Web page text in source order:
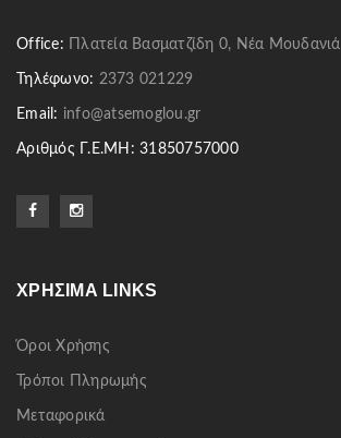
Office: Πλατεία Βασματζίδη 0, Νέα Μουδανιά
Τηλέφωνο: 2373 021229
Email: info@atsemoglou.gr
Αριθμός Γ.Ε.ΜΗ: 31850757000
ΧΡΉΣΙΜΑ LINKS
Όροι Χρήσης
Τρόποι Πληρωμής
Μεταφορικά